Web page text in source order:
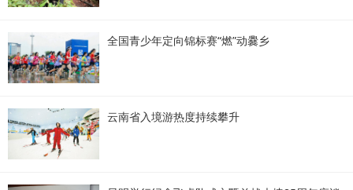
全国青少年定向锦标赛“燃”动爨乡
云南省入境游热度持续攀升